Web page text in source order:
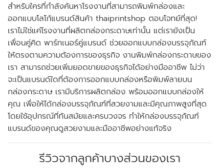
สำหรับใครที่กำลังค้นหาโรงงานที่สามารถพิมพ์กล่องและ
ออกแบบโลโก้แบรนด์สินค้า thaiprintshop ตอบโจทย์ที่สุด!
เราไม่ใช่แค่โรงงานที่ผลิตกล่องกระดาษเท่านั้น แต่เรายังเป็น
เพื่อนคู่คิด พาร์ทเนอร์คู่แบรนด์ ช่วยออกแบบกล่องบรรจุภัณฑ์
ให้ตรงตามความต้องการของธุรกิจ งานพิมพ์กล่องกระดาษของ
เรา สามารถช่วยเพิ่มยอดขายของธุรกิจได้อย่างมืออาชีพ ไม่ว่า
จะเป็นแบรนด์ใดที่ต้องการออกแบบกล่องหรือพิมพ์ลายบน
กล่องกระดาษ เรามีบริการผลิตกล่อง พร้อมออกแบบกล่องให้
คุณ เพื่อให้ได้กล่องบรรจุภัณฑ์ที่สวยงามและมีคุณภาพสูงที่สุด
โดยใช้อุปกรณ์ที่ทันสมัยและครบวงจร ทำให้กล่องบรรจุภัณฑ์
แบรนด์ของคุณดูสวยงามและมืออาชีพอย่างแท้จริง
รีวิวจากลูกค้าบางส่วนของเรา